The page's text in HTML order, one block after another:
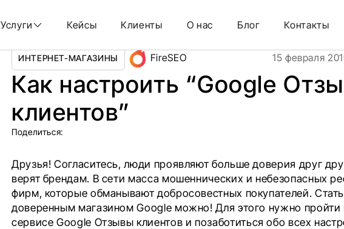
Услуги Кейсы Клиенты О нас Блог Контакты
ИНТЕРНЕТ-МАГАЗИНЫ FireSEO 15 февраля
Как настроить “Google
клиентов”
Поделиться:
Друзья! Согласитесь, люди проявляют больше доверия друг
верят брендам. В сети масса мошеннических и небезопасных
фирм, которые обманывают добросовестных покупателей. Стать
доверенным магазином Google можно! Для этого нужно пройти
сервисеGoogle Отзывы клиентов и позаботиться обо всех